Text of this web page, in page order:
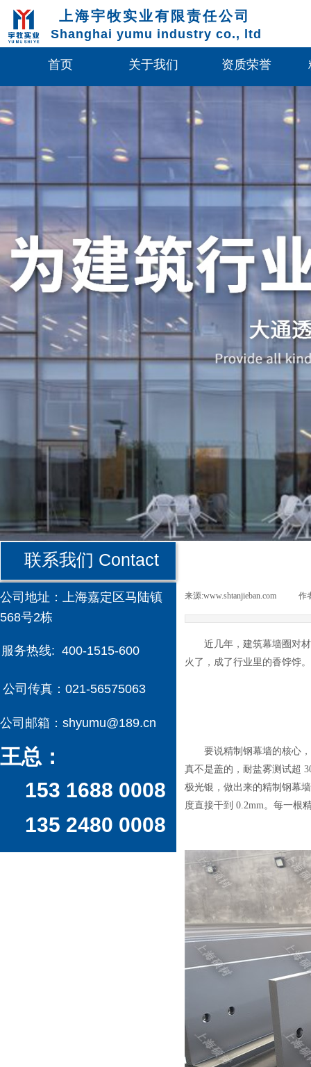
上海宇牧实业有限责任公司
Shanghai yumu industry co., ltd
首页 关于我们 资质荣誉
联系我们 Contact
来源:www.shtanjieban.com 作
近几年，建筑幕墙圈对
火了，成了行业里的香饽饽
要说精制钢幕墙的核心
真不是盖的，耐盐雾测试超
极光银，做出来的精制钢幕
度直接干到 0.2mm。每一根
公司地址： 上海嘉定区马陆镇
568号2栋
公司邮箱： shyumu@189.cn
王总：
153 1688 0008
135 2480 0008
公司传真： 021-56575063
服务热线: 400-1515-600